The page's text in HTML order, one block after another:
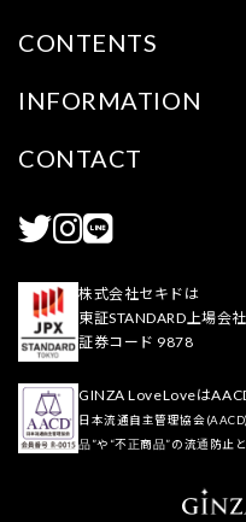
CONTENTS
INFORMATION
CONTACT
株式会社セキドは
東証STANDARD上場会社
証券コード 9878
GINZA LoveLoveは
日本流通自主管理協会
品”や“不正商品”の流通防止